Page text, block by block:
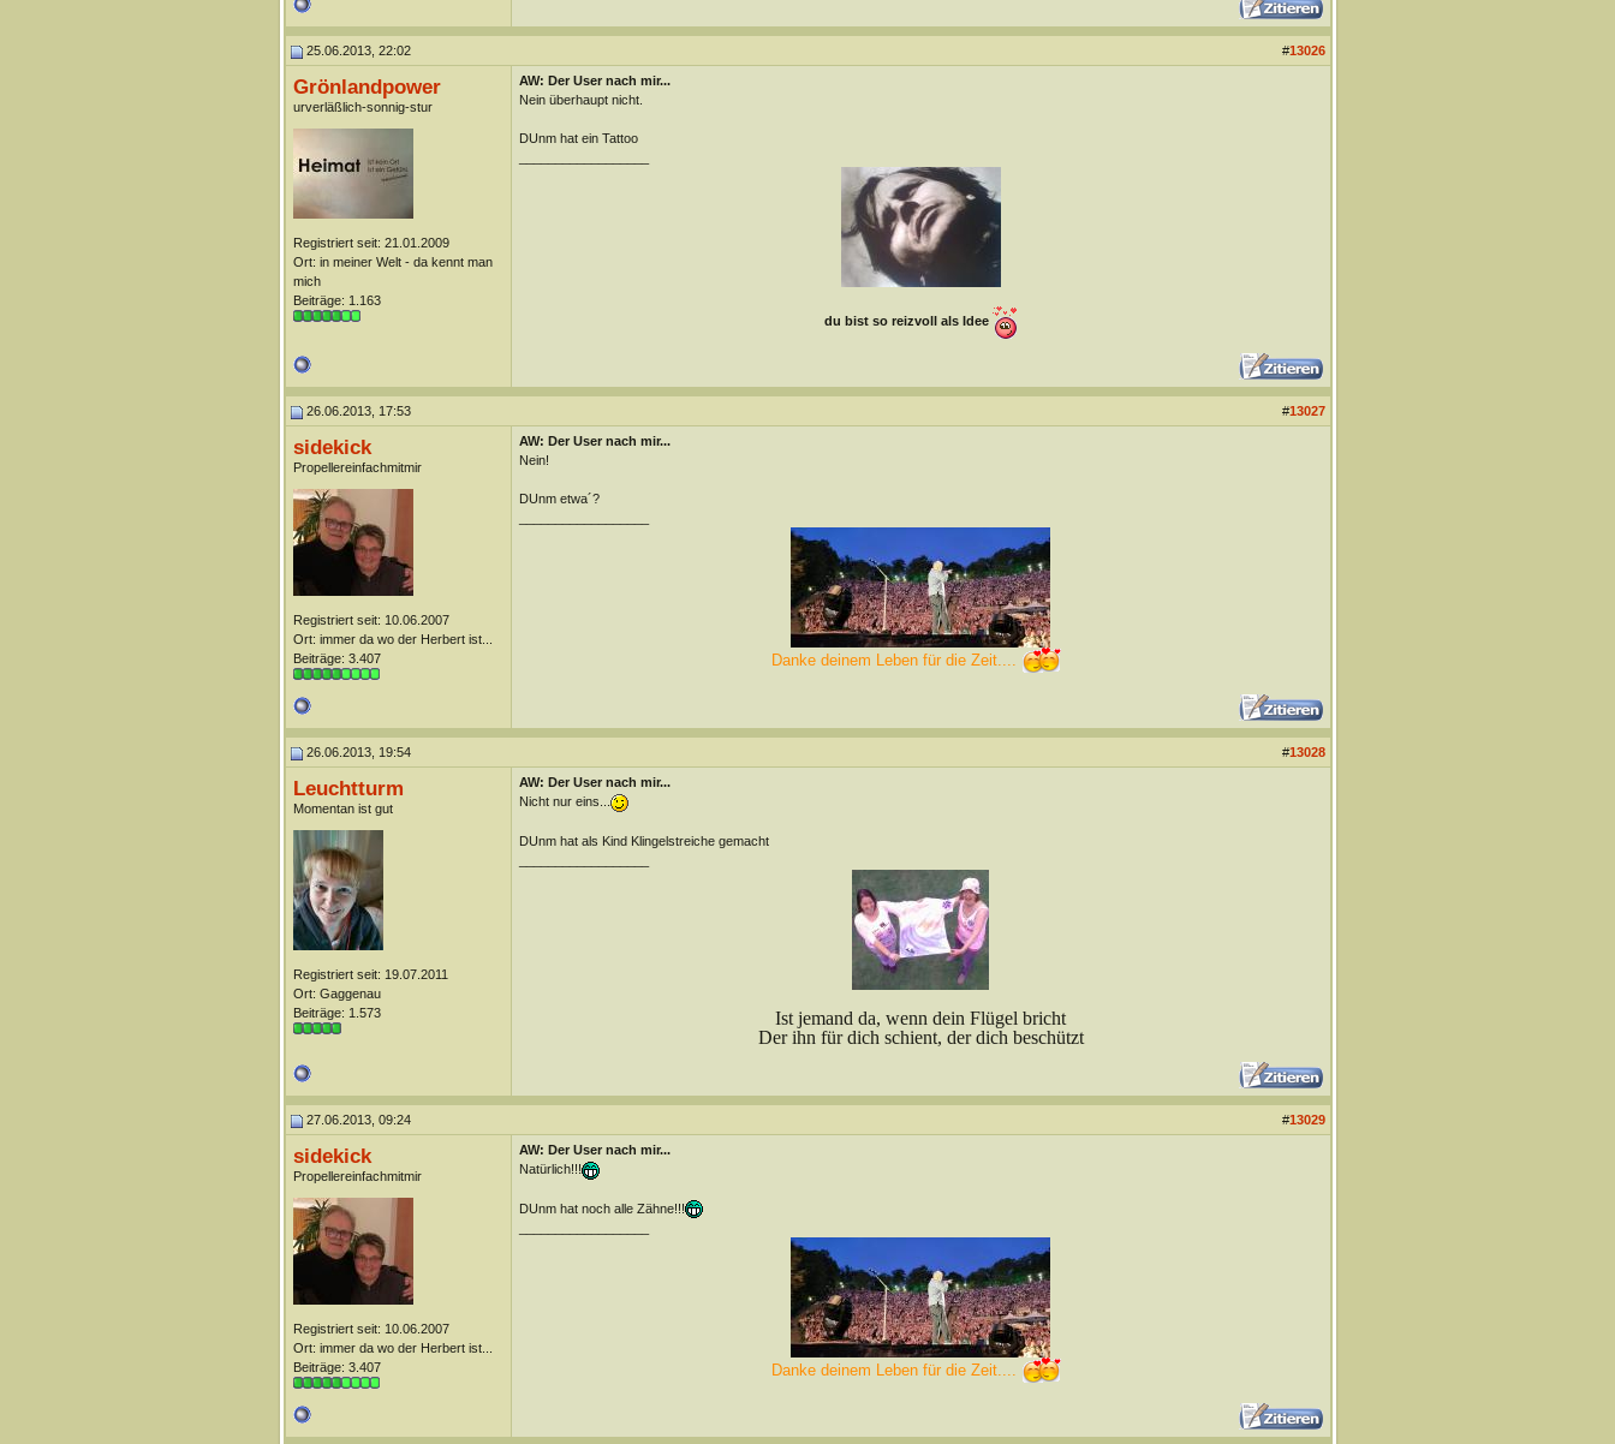
25.06.2013, 22:02 #13026
Grönlandpower
urverläßlich-sonnig-stur
Registriert seit: 21.01.2009
Ort: in meiner Welt - da kennt man
mich
Beiträge: 1.163
AW: Der User nach mir...
Nein überhaupt nicht.
DUnm hat ein Tattoo
du bist so reizvoll als Idee
26.06.2013, 17:53 #13027
sidekick
Propellereinfachmitmir
Registriert seit: 10.06.2007
Ort: immer da wo der Herbert ist...
Beiträge: 3.407
AW: Der User nach mir...
Nein!
DUnm etwa´?
Danke deinem Leben für die Zeit....
26.06.2013, 19:54 #13028
Leuchtturm
Momentan ist gut
Registriert seit: 19.07.2011
Ort: Gaggenau
Beiträge: 1.573
AW: Der User nach mir...
Nicht nur eins...
DUnm hat als Kind Klingelstreiche gemacht
Ist jemand da, wenn dein Flügel bricht
Der ihn für dich schient, der dich beschützt
27.06.2013, 09:24 #13029
sidekick
Propellereinfachmitmir
Registriert seit: 10.06.2007
Ort: immer da wo der Herbert ist...
Beiträge: 3.407
AW: Der User nach mir...
Natürlich!!!
DUnm hat noch alle Zähne!!!
Danke deinem Leben für die Zeit....